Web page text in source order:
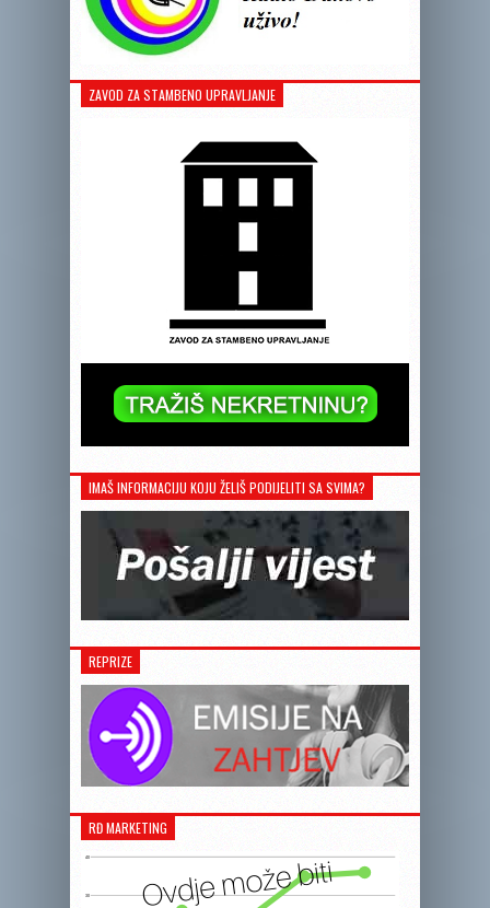
ZAVOD ZA STAMBENO UPRAVLJANJE
IMAŠ INFORMACIJU KOJU ŽELIŠ PODIJELITI SA SVIMA?
REPRIZE
RĐ MARKETING